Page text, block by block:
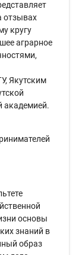
отзывах
кругу
аграрное
Якутским
академией.
основы
знаний в
образ